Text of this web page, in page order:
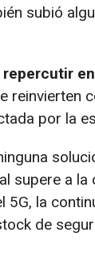
subió
repercutir
reinvierten
por la
supere a
la
de